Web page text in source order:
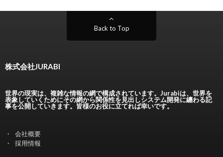
Back to Top
株式会社JURABI
世界の現実は、複雑な情報の網で構成されています。Jurabiは、世界を
表象していくためにその網から関係性を見出しシステム開発に纏わる記
事を公開していきます。皆様のお役に立てれば幸いです。
会社概要
採用情報